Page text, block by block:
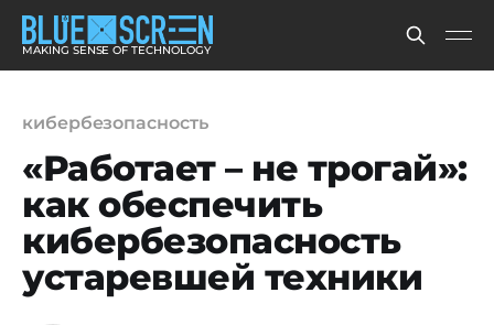
MAKING SENSE OF TECHNOLOGY
кибербезопасность
«Работает – не трогай»:
как обеспечить
кибербезопасность
устаревшей техники